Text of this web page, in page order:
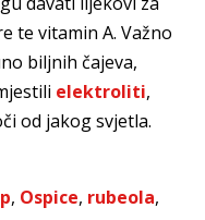
te vitamin A. Važno
biljnih čajeva,
elektroliti,
od jakog svjetla.
, Ospice, rubeola,